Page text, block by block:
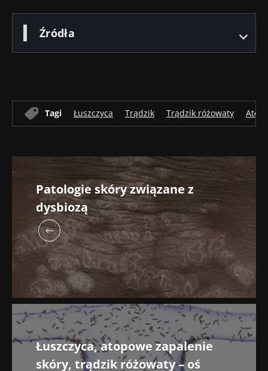
Źródła
Tagi Łuszczyca Trądzik Trądzik różowaty
Patologie skóry związane z
dysbiozą
Łuszczyca, atopowe zapalenie
skóry, trądzik różowaty – oś
Przeczytaj
wskaźnikiem